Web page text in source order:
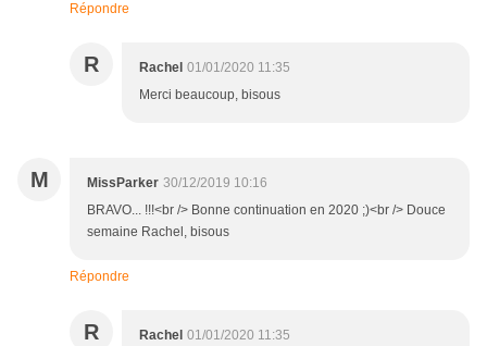
Répondre
R Rachel 01/01/2020 11:35
Merci beaucoup, bisous
M MissParker 30/12/2019 10:16
BRAVO... !!!<br /> Bonne continuation en 2020 ;)<br /> Douce
semaine Rachel, bisous
Répondre
R Rachel 01/01/2020 11:35